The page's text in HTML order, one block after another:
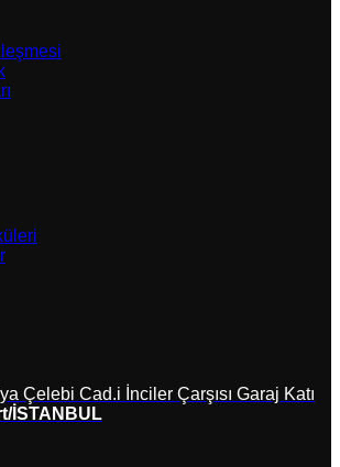
Çelebi Cad.i İnciler Çarşısı Garaj Katı
İSTANBUL